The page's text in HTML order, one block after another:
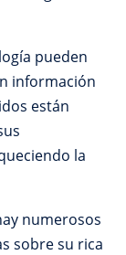
pueden
información
están
la
numerosos
sobre su rica